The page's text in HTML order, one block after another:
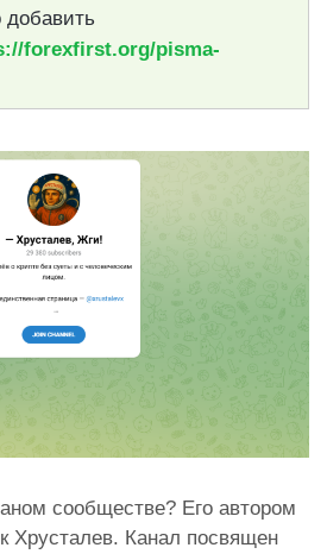
forexfirst.org/pisma-
сообществе? Его автором
Хрусталев. Канал посвящен